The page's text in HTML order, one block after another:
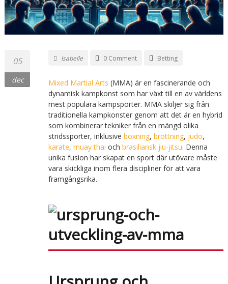
05
dec
Isabelle 0 Comment Betting
Mixed Martial Arts (MMA) är en fascinerande och
dynamisk kampkonst som har växt till en av världens
mest populära kampsporter. MMA skiljer sig från
traditionella kampkonster genom att det är en hybrid
som kombinerar tekniker från en mängd olika
stridssporter, inklusive boxning, brottning, judo,
karate, muay thai och brasiliansk jiu-jitsu. Denna
unika fusion har skapat en sport där utövare måste
vara skickliga inom flera discipliner för att vara
framgångsrika.